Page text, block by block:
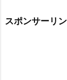
スポンサーリ